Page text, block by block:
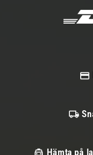
Hämta på